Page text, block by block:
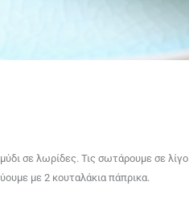
σε λωρίδες. Τις σωτάρουμε σε λίγο
με 2 κουταλάκια πάπρικα.